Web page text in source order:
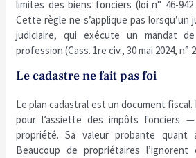
limites des biens fonciers (loi n° 46-
Cette règle ne s’applique pas
judiciaire, qui exécute un mandat
profession (Cass. 1re civ., 30 mai 2024, n°
Le cadastre ne fait pas foi
Le plan cadastral est un document
pour l’assiette des impôts fonciers
propriété. Sa valeur probante quant
Beaucoup de propriétaires